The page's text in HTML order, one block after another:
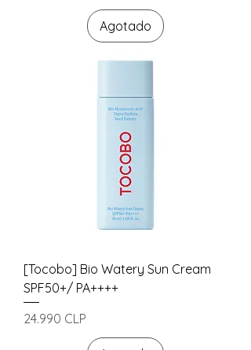
Agotado
[Tocobo] Bio Watery Sun Cream
SPF50+/ PA++++
Precio
24.990 CLP